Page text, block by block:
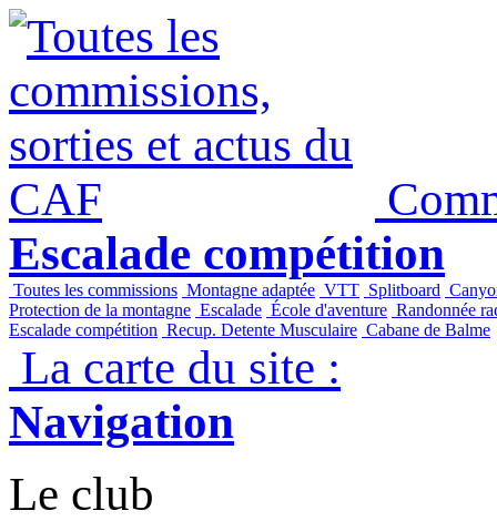
Escalade compétition
Toutes les commissions Montagne adaptée VTT Splitboard
Protection de la montagne Escalade École d'aventure Randonnée
Escalade compétition Recup. Detente Musculaire Cabane de Balme
La carte du site :
Navigation
Le club
Panneau de gestion des cookies